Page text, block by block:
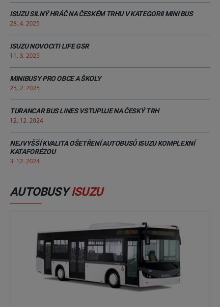
ISUZU SILNÝ HRÁČ NA ČESKÉM TRHU V KATEGORII MINI BUS
28. 4. 2025
ISUZU NOVOCITI LIFE GSR
11. 3. 2025
MINIBUSY PRO OBCE A ŠKOLY
25. 2. 2025
TURANCAR BUS LINES VSTUPUJE NA ČESKÝ TRH
12. 12. 2024
NEJVYŠŠÍ KVALITA OŠETŘENÍ AUTOBUSŮ ISUZU KOMPLEXNÍ
KATAFORÉZOU
3. 12. 2024
AUTOBUSYISUZU